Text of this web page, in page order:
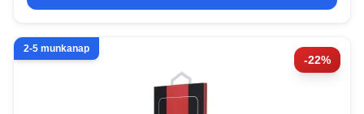
-22%
2-5 munkanap